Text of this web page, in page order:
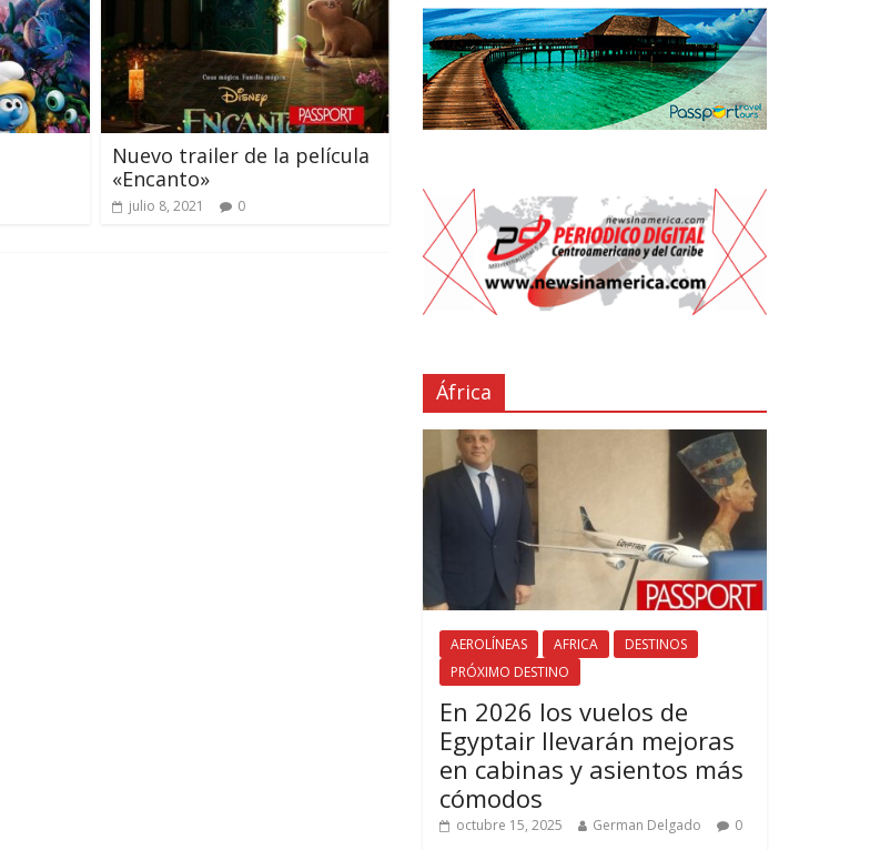
Nuevo trailer de la película
«Encanto»
julio 8, 2021 0
África
AEROLÍNEAS AFRICA
DESTINOS
PRÓXIMO DESTINO
En 2026 los vuelos de
Egyptair llevarán mejoras
en cabinas y asientos más
cómodos
octubre 15, 2025 German Delgado 0